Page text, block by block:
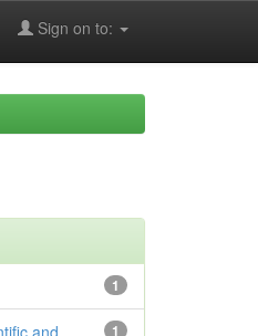
Sign on to:
1
1
and